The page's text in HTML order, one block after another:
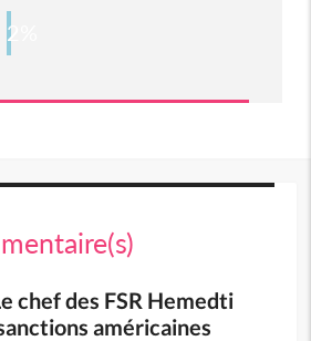
2%
chef des FSR Hemedti
américaines